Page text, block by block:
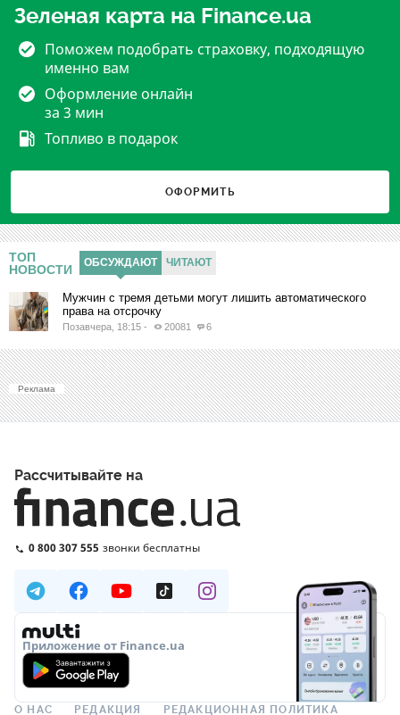
Зеленая карта на Finance.ua
Поможем подобрать страховку, подходящую
именно вам
Оформление онлайн
за 3 мин
Топливо в подарок
ОФОРМИТЬ
ТОП
НОВОСТИ
ОБСУЖДАЮТ ЧИТАЮТ
Мужчин с тремя детьми могут лишить автоматического
права на отсрочку
Позавчера, 18:15 - 20081 6
Реклама
Рассчитывайте на
0 800 307 555 звонки бесплатны
Приложение от Finance.ua
О НАС РЕДАКЦИЯ РЕДАКЦИОННАЯ ПОЛИТИКА